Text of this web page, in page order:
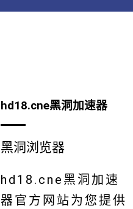
hd18.cne黑洞加速器
黑洞浏览器
hd18.cne黑洞加速
器官方网站为您提供